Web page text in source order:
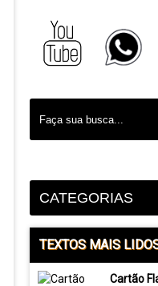
CATEGORIAS
TEXTOS MAIS
Cartão